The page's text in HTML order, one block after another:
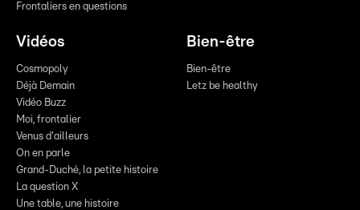
Frontaliers en questions
Vidéos
Cosmopoly
Déjà Demain
Vidéo Buzz
Moi, frontalier
Venus d'ailleurs
On en parle
Grand-Duché, la petite histoire
La question X
Une table, une histoire
Bien-être
Bien-être
Letz be healthy